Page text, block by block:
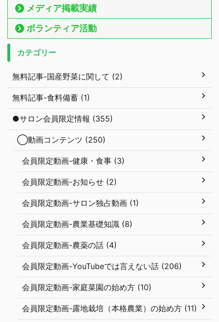
メディア掲載実績
ボランティア活動
カテゴリー
無料記事-国産野菜に関して (2)
無料記事-食料備蓄 (1)
●サロン会員限定情報 (355)
◯動画コンテンツ (250)
会員限定動画-健康・食事 (3)
会員限定動画-お知らせ (2)
会員限定動画-サロン独占動画 (1)
会員限定動画-農業基礎知識 (8)
会員限定動画-農薬の話 (4)
会員限定動画-YouTubeでは言えない話 (206)
会員限定動画-家庭菜園の始め方 (10)
会員限定動画-露地栽培（本格農業）の始め方 (11)